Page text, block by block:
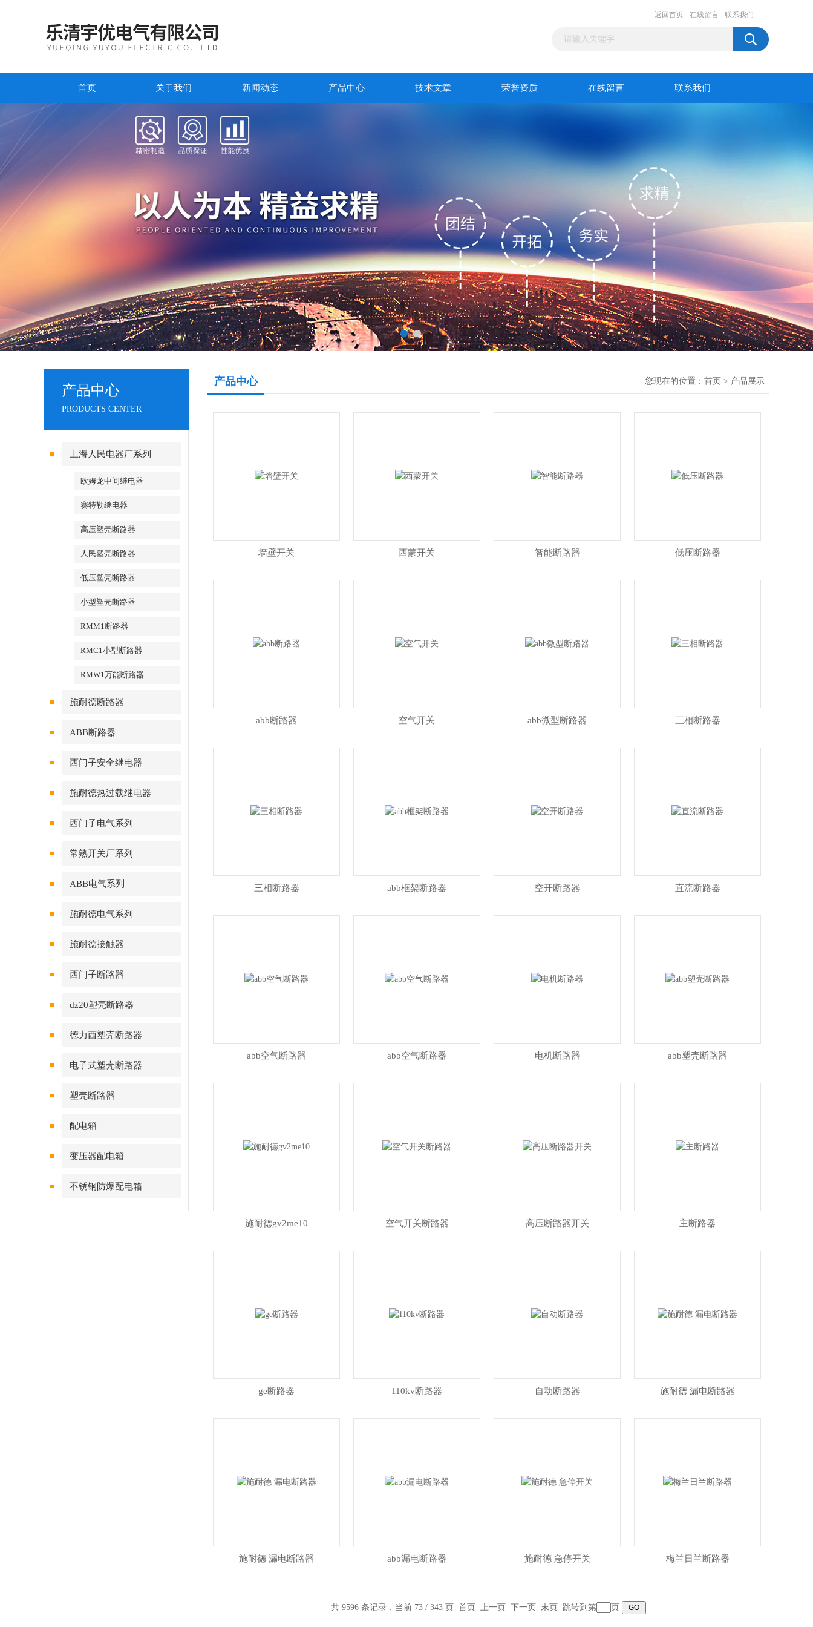
返回首页 在线留言 联系我们
首页 关于我们 新闻动态 产品中心 技术文章 荣誉资质 在线留言 联系我们
产品中心
PRODUCTS CENTER
上海人民电器厂系列
欧姆龙中间继电器
赛特勒继电器
高压塑壳断路器
人民塑壳断路器
低压塑壳断路器
小型塑壳断路器
RMM1断路器
RMC1小型断路器
RMW1万能断路器
施耐德断路器
ABB断路器
西门子安全继电器
施耐德热过载继电器
西门子电气系列
常熟开关厂系列
ABB电气系列
施耐德电气系列
施耐德接触器
西门子断路器
dz20塑壳断路器
德力西塑壳断路器
电子式塑壳断路器
塑壳断路器
配电箱
变压器配电箱
不锈钢防爆配电箱
产品中心 您现在的位置： 首页 > 产品展示
墙壁开关 西蒙开关 智能断路器 低压断路器
abb断路器 空气开关 abb微型断路器 三相断路器
三相断路器 abb框架断路器 空开断路器 直流断路器
abb空气断路器 abb空气断路器 电机断路器 abb塑壳断路器
施耐德gv2me10 空气开关断路器 高压断路器开关 主断路器
ge断路器 110kv断路器 自动断路器 施耐德 漏电断路器
施耐德 漏电断路器 abb漏电断路器 施耐德 急停开关 梅兰日兰断路器
共 9596 条记录，当前 73 / 343 页 首页 上一页 下一页 末页 跳转到第 页